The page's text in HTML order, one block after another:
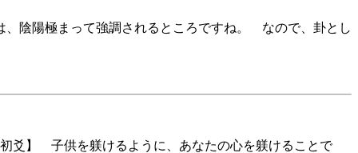
陰陽極まって強調されるところですね。 なので、卦とし
爻】 子供を躾けるように、あなたの心を躾けることで